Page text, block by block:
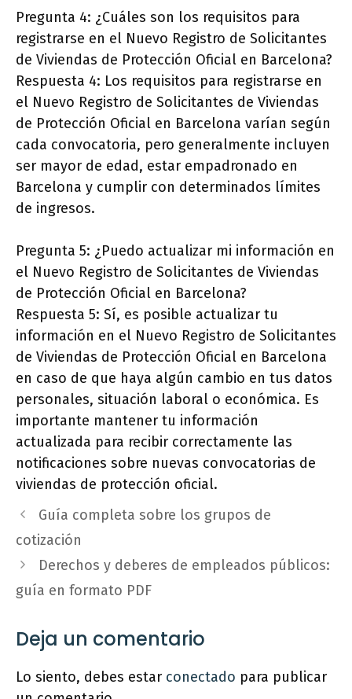
Pregunta 4: ¿Cuáles son los requisitos para
registrarse en el Nuevo Registro de Solicitantes
de Viviendas de Protección Oficial en Barcelona?
Respuesta 4: Los requisitos para registrarse en
el Nuevo Registro de Solicitantes de Viviendas
de Protección Oficial en Barcelona varían según
cada convocatoria, pero generalmente incluyen
ser mayor de edad, estar empadronado en
Barcelona y cumplir con determinados límites
de ingresos.
Pregunta 5: ¿Puedo actualizar mi información en
el Nuevo Registro de Solicitantes de Viviendas
de Protección Oficial en Barcelona?
Respuesta 5: Sí, es posible actualizar tu
información en el Nuevo Registro de Solicitantes
de Viviendas de Protección Oficial en Barcelona
en caso de que haya algún cambio en tus datos
personales, situación laboral o económica. Es
importante mantener tu información
actualizada para recibir correctamente las
notificaciones sobre nuevas convocatorias de
viviendas de protección oficial.
Guía completa sobre los grupos de
cotización
Derechos y deberes de empleados públicos:
guía en formato PDF
Deja un comentario
Lo siento, debes estar conectado para publicar